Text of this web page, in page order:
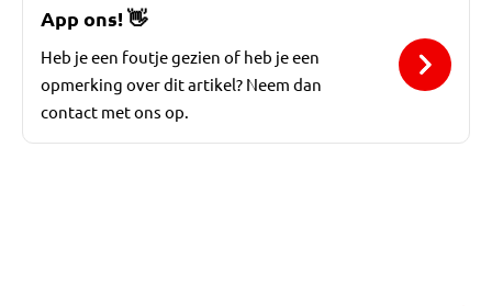
App ons! 👋
Heb je een foutje gezien of heb je een
opmerking over dit artikel? Neem dan
contact met ons op.